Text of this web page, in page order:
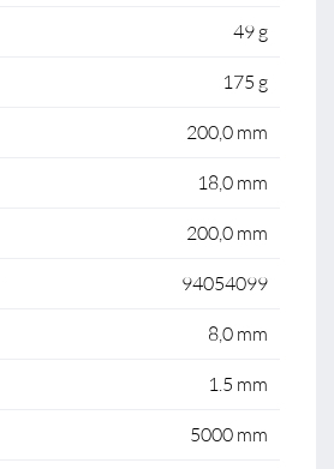
49 g
175 g
200,0 mm
18,0 mm
200,0 mm
94054099
8,0 mm
1.5 mm
5000 mm